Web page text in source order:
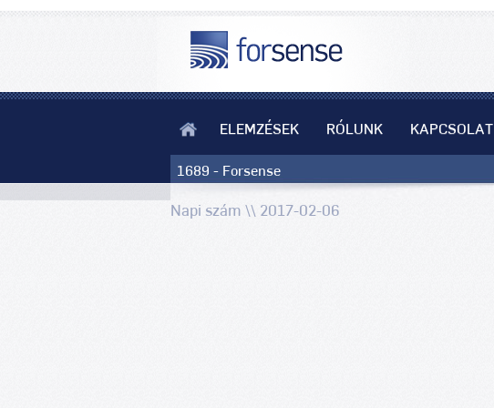
ELEMZÉSEK RÓLUNK KAPCSOLAT
1689 - Forsense
Napi szám \\ 2017-02-06